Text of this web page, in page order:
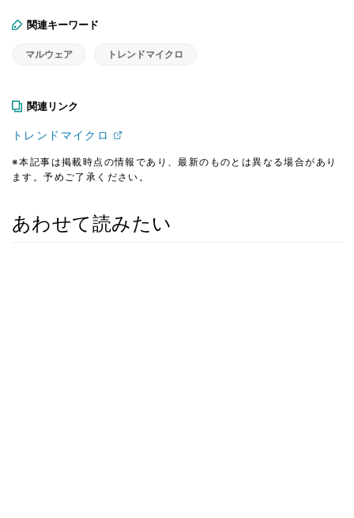
関連キーワード
マルウェア トレンドマイクロ
関連リンク
トレンドマイクロ
※本記事は掲載時点の情報であり、最新のものとは異なる場合があり
ます。予めご了承ください。
あわせて読みたい